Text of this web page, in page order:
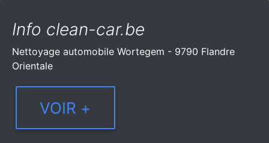
Info clean-car.be
Nettoyage automobile Wortegem - 9790 Flandre
Orientale